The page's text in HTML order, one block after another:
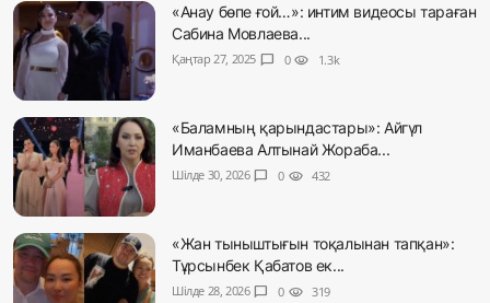
«Анау бөпе ғой…»: интим видеосы тараған
Сабина Мовлаева...
Қаңтар 27, 2025 chat_bubble 0 visibility 1.3k
«Баламның қарындастары»: Айгүл
Иманбаева Алтынай Жораба...
Шілде 30, 2026 chat_bubble 0 visibility 432
«Жан тыныштығын тоқалынан тапқан»:
Тұрсынбек Қабатов ек...
Шілде 28, 2026 chat_bubble 0 visibility 319